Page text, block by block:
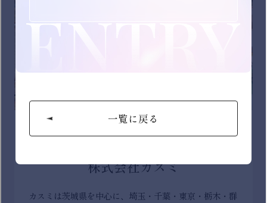
株式会社カスミ
カスミは茨城県を中心に、埼玉・千葉・東京・栃木・群